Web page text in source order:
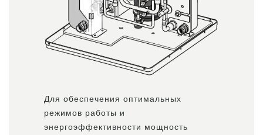
Для обеспечения оптимальных
режимов работы и
энергоэффективности мощность